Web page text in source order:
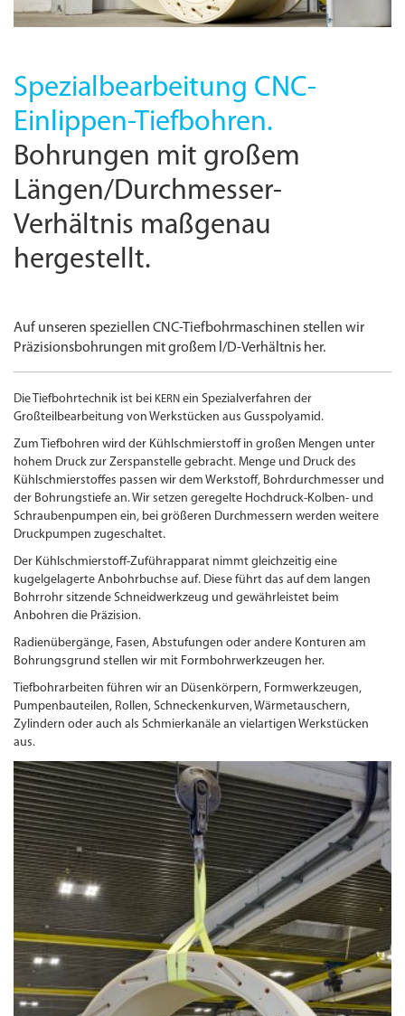
Spezialbearbeitung CNC-
Einlippen-Tiefbohren.
Bohrungen mit großem
Längen/Durchmesser-
Verhältnis maßgenau
hergestellt.
Auf unseren speziellenCNC-Tiefbohrmaschinen stellen wir
Präzisionsbohrungen mit großem l/D-Verhältnis her.
Die Tiefbohrtechnik ist bei KERN ein Spezialverfahren der
Großteilbearbeitung von Werkstücken aus Gusspolyamid.
Zum Tiefbohren wird der Kühlschmierstoff in großen Mengen unter
hohem Druck zur Zerspanstelle gebracht. Menge und Druck des
Kühlschmierstoffes passen wir dem Werkstoff, Bohrdurchmesser und
der Bohrungstiefe an. Wir setzen geregelte Hochdruck-Kolben- und
Schraubenpumpen ein, bei größeren Durchmessern werden weitere
Druckpumpen zugeschaltet.
Der Kühlschmierstoff-Zuführapparat nimmt gleichzeitig eine
kugelgelagerte Anbohrbuchse auf. Diese führt das auf dem langen
Bohrrohr sitzende Schneidwerkzeug und gewährleistet beim
Anbohren die Präzision.
Radienübergänge, Fasen, Abstufungen oder andere Konturen am
Bohrungsgrund stellen wir mit Formbohrwerkzeugen her.
Tiefbohrarbeiten führen wir an Düsenkörpern, Form­werkzeugen,
Pumpenbauteilen, Rollen, Schneckenkurven, Wärmetauschern,
Zylindern oder auch als Schmierkanäle an vielartigen Werkstücken
aus.